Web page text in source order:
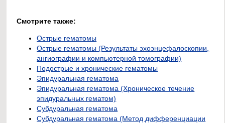
Смотрите также:
Острые гематомы
Острые гематомы (Результаты эхоэнцефалоскопии,
ангиографии и компьютерной томографии)
Подострые и хронические гематомы
Эпидуральная гематома
Эпидуральная гематома (Хроническое течение
эпидуральных гематом)
Субдуральная гематома
Субдуральная гематома (Метод дифференциации